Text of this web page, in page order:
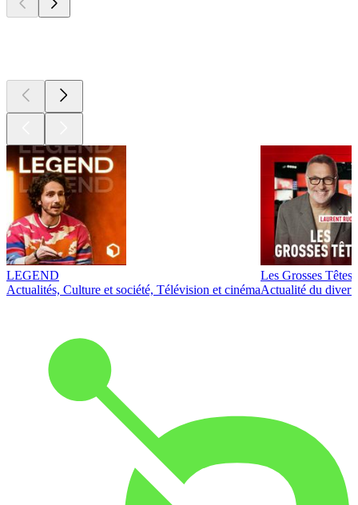
LEGEND
Actualités, Culture et société, Télévision et cinéma
Les Grosses Têtes
Actualité du